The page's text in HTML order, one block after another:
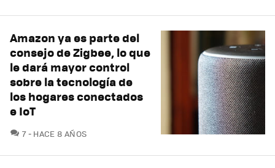
Amazon ya es parte del
consejo de Zigbee, lo que
le dará mayor control
sobre la tecnología de
los hogares conectados
e IoT
7COMENTARIOS
HACE 8 AÑOS